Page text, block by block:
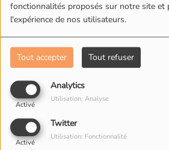
fonctionnalités proposés sur notre site et
l'expérience de nos utilisateurs.
Tout accepter Tout refuser
Analytics
Activé
Utilisation: Analyse
Twitter
Activé
Utilisation: Fonctionnalité
L'ÉQUIPE DE RADIO M'S